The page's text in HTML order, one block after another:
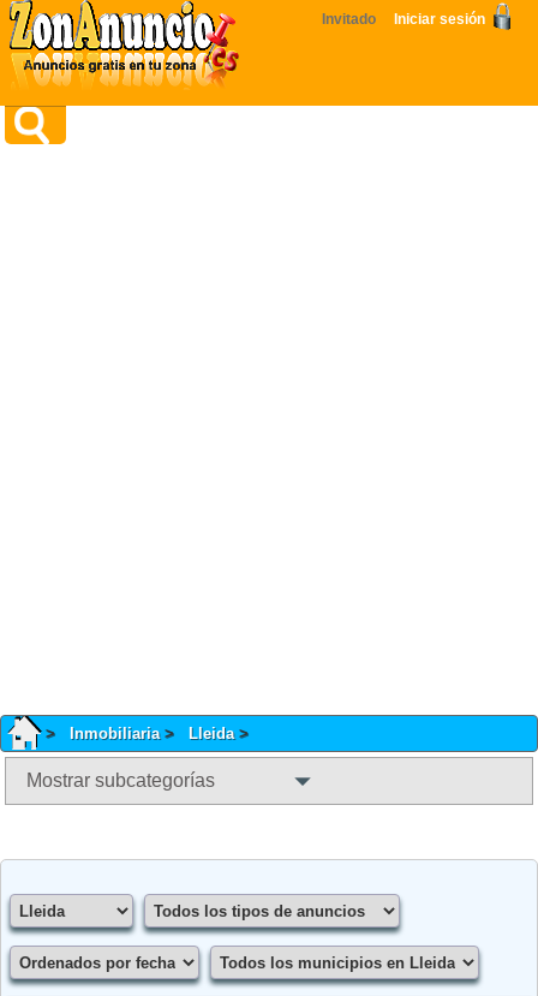
Invitado Iniciar sesión
Inmobiliaria Lleida
Mostrar subcategorías